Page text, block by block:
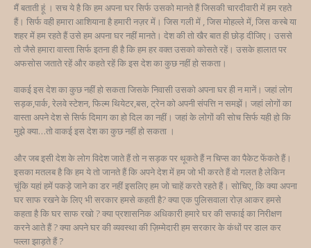
मैं बताती हूं । सच ये है कि हम अपना घर सिर्फ उसको मानते हैं जिसकी चारदीवारी में हम रहते
हैं। सिर्फ वही हमारा आशियाना है हमारी नज़र में। जिस गली में , जिस मोहल्ले में, जिस कस्बे या
शहर में हम रहते हैं उसे हम अपना घर नहीं मानते। देश की तो खैर बात ही छोड़ दीजिए। उससे
तो जैसे हमारा वास्ता सिर्फ इतना ही है कि हम हर वक्त उसको कोसते रहें। उसके हालात पर
अफसोस जताते रहें और कहते रहें कि इस देश का कुछ नहीं हो सकता।
वाकई इस देश का कुछ नहीं हो सकता जिसके निवासी उसको अपना घर ही न मानें। जहां लोग
सड़क,पार्क, रेलवे स्टेशन, फिल्म थियेटर,बस, ट्रेन को अपनी संपत्ति न समझें। जहां लोगों का
वास्ता अपने देश से सिर्फ दिमाग का हो दिल का नहीं। जहां के लोगों की सोच सिर्फ यही हो कि
मुझे क्या…तो वाकई इस देश का कुछ नहीं हो सकता ।
और जब इसी देश के लोग विदेश जाते हैं तो न सड़क पर थूकते हैं न चिप्स का पैकेट फेंकते हैं।
इसका मतलब है कि हम ये तो जानते हैं कि अपने देश में हम जो भी करते हैं वो गलत है लेकिन
चूंकि यहां हमें पकड़े जाने का डर नहीं इसलिए हम जो चाहें करते रहते हैं। सोचिए, कि क्या अपना
घर साफ रखने के लिए भी सरकार हमसे कहती है? क्या एक पुलिसवाला रोज़ आकर हमसे
कहता है कि घर साफ रखो ? क्या प्रशासनिक अधिकारी हमारे घर की सफाई का निरीक्षण
करने आते हैं ? क्या अपने घर की व्यवस्था की ज़िम्मेदारी हम सरकार के कंधों पर डाल कर
पल्ला झाड़ते हैं ?